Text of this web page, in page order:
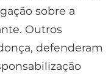
sobre a
Outros
defenderam